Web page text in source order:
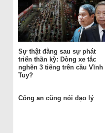
Sự thật đằng sau sự phát
triển thần kỳ: Dòng xe tắc
nghẽn 3 tiếng trên cầu Vĩnh
Tuy?
Công an cũng nói đạo lý